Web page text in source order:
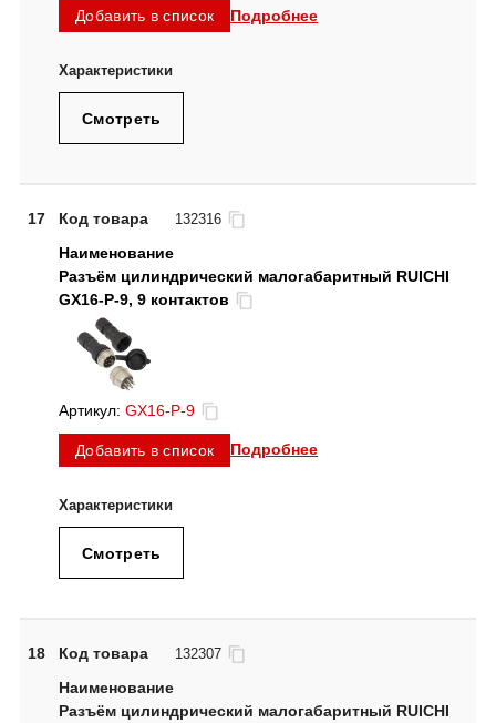
Добавить в список Подробнее
Смотреть
17 Код товара 132316
Разъём цилиндрический малогабаритный RUICHI
GX16-P-9, 9 контактов
Артикул: GX16-P-9
Добавить в список Подробнее
Смотреть
18 Код товара 132307
Разъём цилиндрический малогабаритный RUICHI